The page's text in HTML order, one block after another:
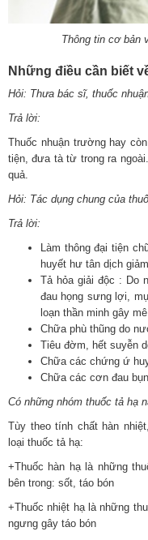
Thông tin cơ bản
Những điều cần biết
Hỏi: Thưa bác sĩ, thuốc
Trả lời:
Thuốc nhuận trường hay
tiện, đưa tà từ trong ra
quả.
Hỏi: Tác dụng chung của
Trả lời:
Làm thông đại tiện
huyết hư tân dịch
Tả hỏa giải độc : Do
đau họng sưng lợi,
loạn thần minh gây
Chữa phù thũng do
Tiêu đờm, hết suyễn
Chữa các chứng ứ
Chữa các cơn đau
Có những nhóm thuốc tả hạ
Tùy theo tính chất hàn
loại thuốc tả hạ:
+Thuốc hàn hạ là những
bên trong: sốt, táo bón
+Thuốc nhiệt hạ là những
ngưng gây táo bón